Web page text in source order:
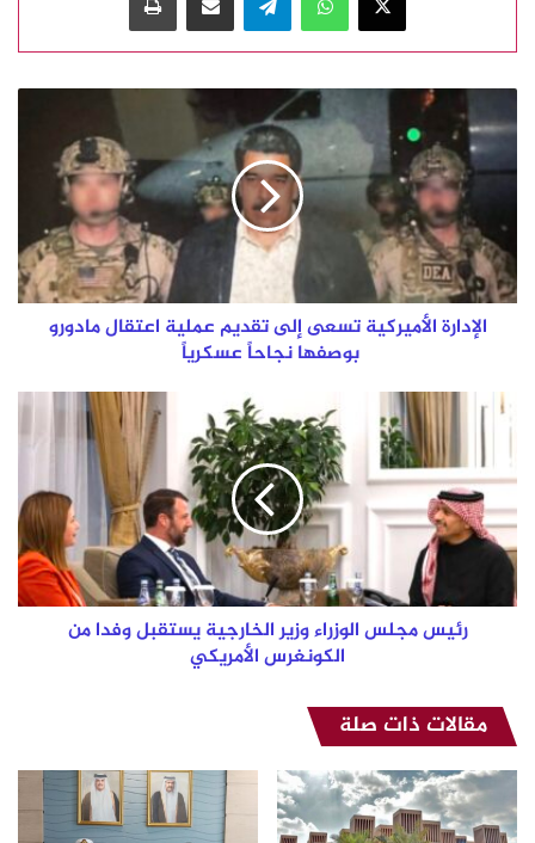
الإدارة
الأميركية
تسعى
إلى
تقديم
عملية
اعتقال
مادورو
بوصفها
نجاحاً
عسكرياً
الإدارة الأميركية تسعى إلى تقديم عملية اعتقال مادورو
بوصفها نجاحاً عسكرياً
رئيس
مجلس
الوزراء
وزير
الخارجية
يستقبل
وفدا
من
الكونغرس
الأمريكيرئيس مجلس الوزراء وزير الخارجية يستقبل وفدا من
الكونغرس الأمريكي
مقالات ذات صلة